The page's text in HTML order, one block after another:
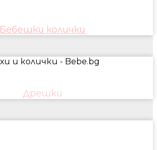
Бебешки колички
Дрешки